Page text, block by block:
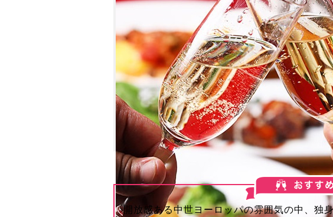
開放感ある中世ヨーロッパの雰囲気の中、独